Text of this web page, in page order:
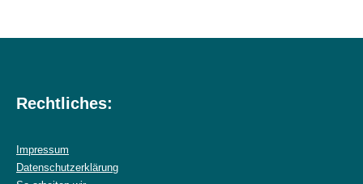
Rechtliches:
Impressum
Datenschutzerklärung